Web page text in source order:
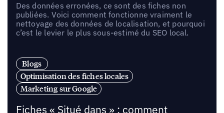
Des données erronées, ce sont des fiches non
publiées. Voici comment fonctionne vraiment le
nettoyage des données de localisation, et pourquoi
c’est le levier le plus sous-estimé du SEO local.
Blogs
Optimisation des fiches locales
Marketing sur Google
Fiches « Situé dans » : comment